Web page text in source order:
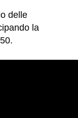
delle
la